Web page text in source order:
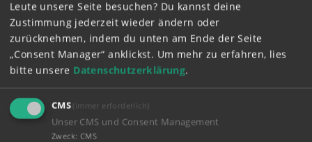
An wirhier undFreddie13 seit ihr da?
Mehr anzeigen(1)
maleamaria
Hallo möchte jemand meine chat
Leute unsere Seite besuchen? Du kannst deine
Zustimmung jederzeit wieder ändern oder
zurücknehmen, indem du unten am Ende der Seite
„Consent Manager“ anklickst. Um mehr zu erfahren, lies
bitte unsere Datenschutzerklärung.
CMS (immer erforderlich)
Unser CMS und Consent Management
Zweck: CMS